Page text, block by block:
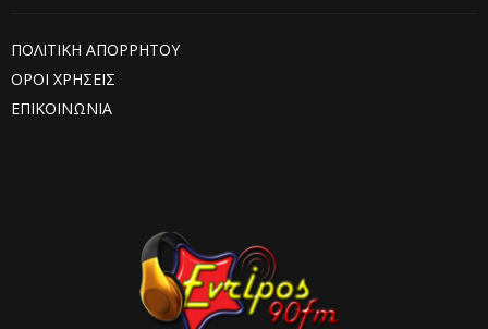
ΠΟΛΙΤΙΚΗ ΑΠΟΡΡΗΤΟΥ
ΟΡΟΙ ΧΡΗΣΕΙΣ
ΕΠΙΚΟΙΝΩΝΙΑ